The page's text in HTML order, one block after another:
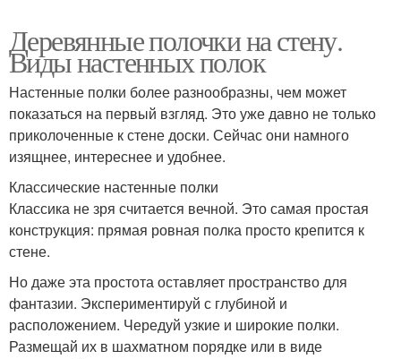
Деревянные полочки на стену.
Виды настенных полок
Настенные полки более разнообразны, чем может
показаться на первый взгляд. Это уже давно не только
приколоченные к стене доски. Сейчас они намного
изящнее, интереснее и удобнее.
Классические настенные полки
Классика не зря считается вечной. Это самая простая
конструкция: прямая ровная полка просто крепится к
стене.
Но даже эта простота оставляет пространство для
фантазии. Экспериментируй с глубиной и
расположением. Чередуй узкие и широкие полки.
Размещай их в шахматном порядке или в виде